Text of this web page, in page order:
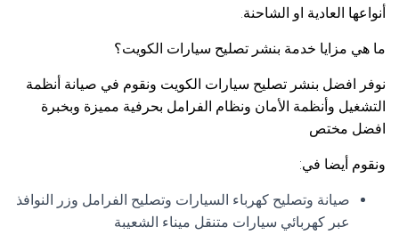
أنواعها العادية او الشاحنة.
ما هي مزايا خدمة بنشر تصليح سيارات الكويت؟
نوفر افضل بنشر تصليح سيارات الكويت ونقوم في صيانة أنظمة
التشغيل وأنظمة الأمان ونظام الفرامل بحرفية مميزة وبخبرة
افضل مختص
ونقوم أيضا في:
صيانة وتصليح كهرباء السيارات وتصليح الفرامل وزر النوافذ
عبر كهربائي سيارات متنقل ميناء الشعيبة